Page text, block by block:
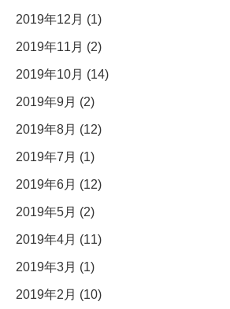
2019年12月 (1)
2019年11月 (2)
2019年10月 (14)
2019年9月 (2)
2019年8月 (12)
2019年7月 (1)
2019年6月 (12)
2019年5月 (2)
2019年4月 (11)
2019年3月 (1)
2019年2月 (10)